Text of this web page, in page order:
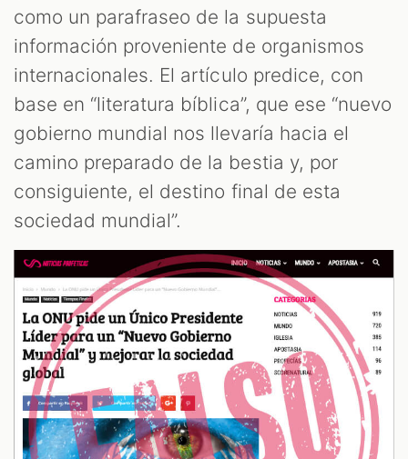
como un parafraseo de la supuesta
información proveniente de organismos
internacionales. El artículo predice, con
base en “literatura bíblica”, que ese “nuevo
gobierno mundial nos llevaría hacia el
camino preparado de la bestia y, por
consiguiente, el destino final de esta
sociedad mundial”.